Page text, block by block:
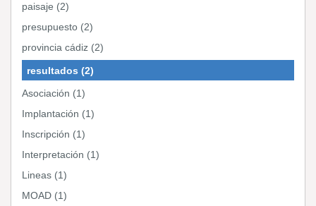
paisaje (2)
presupuesto (2)
provincia cádiz (2)
resultados (2)
Asociación (1)
Implantación (1)
Inscripción (1)
Interpretación (1)
Lineas (1)
MOAD (1)